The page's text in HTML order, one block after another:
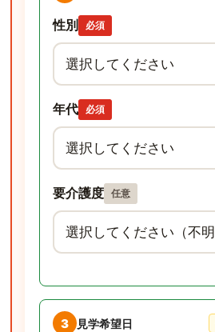
性別 必須
年代 必須
要介護度 任意
3 見学希望日